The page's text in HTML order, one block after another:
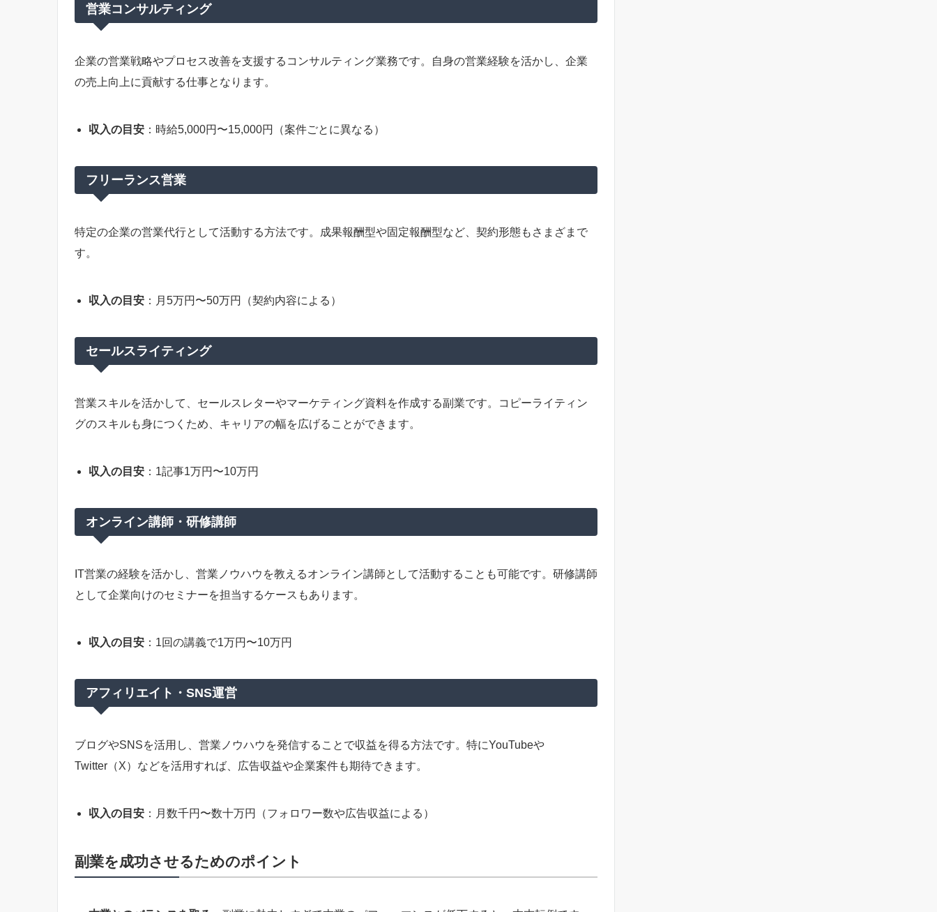
営業コンサルティング
企業の営業戦略やプロセス改善を支援するコンサルティング業務です。自身の営業経験を活かし、企業
の売上向上に貢献する仕事となります。
収入の目安 ：時給5,000円〜15,000円（案件ごとに異なる）
フリーランス営業
特定の企業の営業代行として活動する方法です。成果報酬型や固定報酬型など、契約形態もさまざまで
す。
収入の目安 ：月5万円〜50万円（契約内容による）
セールスライティング
営業スキルを活かして、セールスレターやマーケティング資料を作成する副業です。コピーライティン
グのスキルも身につくため、キャリアの幅を広げることができます。
収入の目安 ：1記事1万円〜10万円
オンライン講師・研修講師
IT営業の経験を活かし、営業ノウハウを教えるオンライン講師として活動することも可能です。研修講師
として企業向けのセミナーを担当するケースもあります。
収入の目安 ：1回の講義で1万円〜10万円
アフィリエイト・SNS運営
ブログやSNSを活用し、営業ノウハウを発信することで収益を得る方法です。特にYouTubeや
Twitter（X）などを活用すれば、広告収益や企業案件も期待できます。
収入の目安 ：月数千円〜数十万円（フォロワー数や広告収益による）
副業を成功させるためのポイント